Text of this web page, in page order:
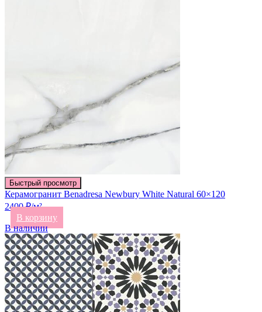
Быстрый просмотр
Керамогранит Benadresa Newbury White Natural 60×120
2400 ₽/м²
В корзину
В наличии